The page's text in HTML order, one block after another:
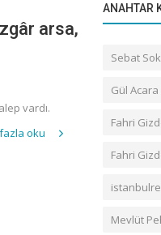
arsa,
vardı.
oku
ANAHTAR
Sebat
Gül
Fahri
Fahri
Mevlüt